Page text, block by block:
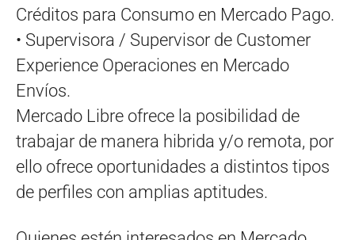
Créditos para Consumo en Mercado Pago.
• Supervisora / Supervisor de Customer
Experience Operaciones en Mercado
Envíos.
Mercado Libre ofrece la posibilidad de
trabajar de manera hibrida y/o remota, por
ello ofrece oportunidades a distintos tipos
de perfiles con amplias aptitudes.